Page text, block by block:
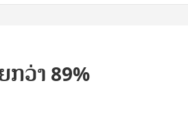
ກວ່າ 89%